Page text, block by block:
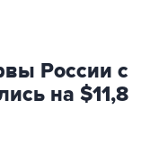
России с
на $11,8